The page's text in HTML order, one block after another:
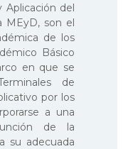
Aplicación del
MEyD, son el
de los
Básico
en que se
de
por los
a una
de la
su adecuada